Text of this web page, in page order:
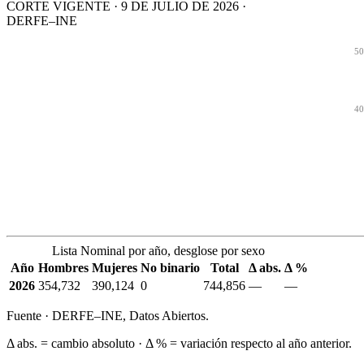
CORTE VIGENTE · 9 DE JULIO DE 2026 ·
DERFE–INE
Lista Nominal por año, desglose por sexo
Año Hombres Mujeres No binario Total Δ abs. Δ %
2026 354,732 390,124 0 744,856 — —
Fuente · DERFE–INE, Datos Abiertos.
Δ abs. = cambio absoluto · Δ % = variación respecto al año anterior.